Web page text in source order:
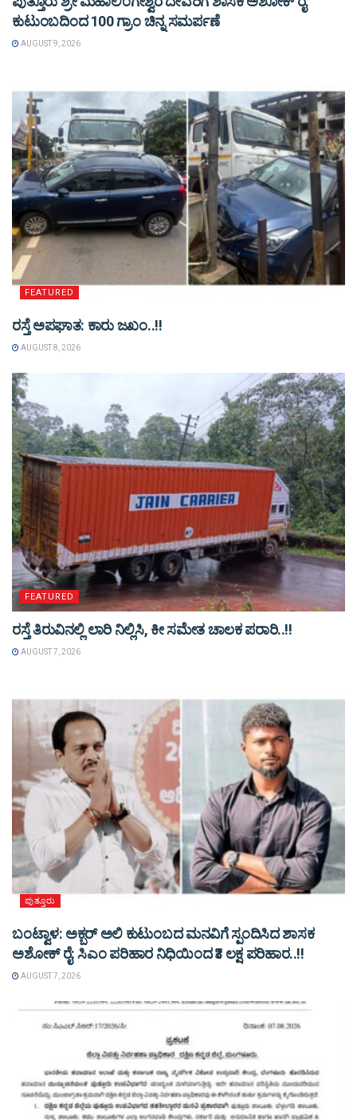
ಕುಟುಂಬದಿಂದ 100 ಗ್ರಾಂ ಚಿನ್ನ ಸಮರ್ಪಣೆ
AUGUST 9, 2026
FEATURED
ರಸ್ತೆ ಅಪಘಾತ: ಕಾರು ಜಖಂ..!!
AUGUST 8, 2026
FEATURED
ರಸ್ತೆ ತಿರುವಿನಲ್ಲಿ ಲಾರಿ ನಿಲ್ಲಿಸಿ, ಕೀ ಸಮೇತ ಚಾಲಕ ಪರಾರಿ..!!
AUGUST 7, 2026
ಪುತ್ತೂರು
ಬಂಟ್ವಾಳ: ಅಕ್ಬರ್ ಅಲಿ ಕುಟುಂಬದ ಮನವಿಗೆ ಸ್ಪಂದಿಸಿದ ಶಾಸಕ
ಅಶೋಕ್ ರೈ: ಸಿಎಂ ಪರಿಹಾರ ನಿಧಿಯಿಂದ ₹3 ಲಕ್ಷ ಪರಿಹಾರ..!!
AUGUST 7, 2026